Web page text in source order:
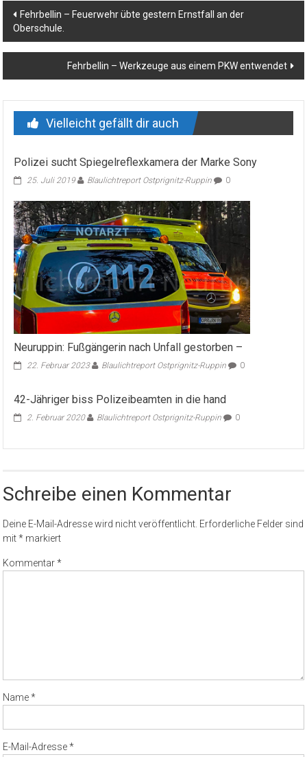
Beitragsnavigation
Fehrbellin – Feuerwehr übte gestern Ernstfall an der
Oberschule.
Fehrbellin – Werkzeuge aus einem PKW entwendet
Vielleicht gefällt dir auch
Polizei sucht Spiegelreflexkamera der Marke Sony
25. Juli 2019 Blaulichtreport Ostprignitz-Ruppin 0
Neuruppin: Fußgängerin nach Unfall gestorben –
22. Februar 2023 Blaulichtreport Ostprignitz-Ruppin 0
42-Jähriger biss Polizeibeamten in die hand
2. Februar 2020 Blaulichtreport Ostprignitz-Ruppin 0
Schreibe einen Kommentar
Deine E-Mail-Adresse wird nicht veröffentlicht. Erforderliche Felder sind
mit* markiert
Kommentar*
Name*
E-Mail-Adresse*